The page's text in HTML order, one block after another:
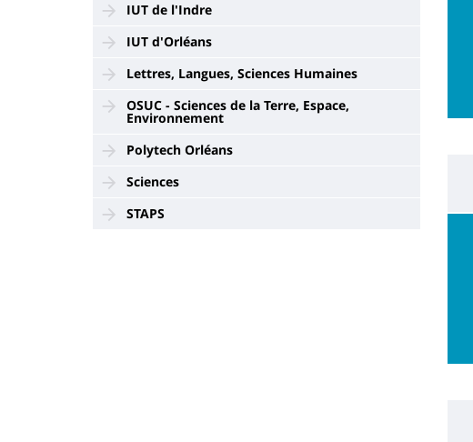
IUT de l'Indre
IUT d'Orléans
Lettres, Langues, Sciences Humaines
OSUC - Sciences de la Terre, Espace,
Environnement
Polytech Orléans
Sciences
STAPS